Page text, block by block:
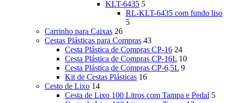
KLT-6435 5
RL-KLT-6435 com fundo liso
5
Carrinho para Caixas 26
Cestas Plásticas para Compras 43
Cesta Plástica de Compras CP-16 24
Cesta Plástica de Compras CP-16L 10
Cesta Plástica de Compras CP-6,5L 9
Kit de Cestas Plásticas 16
Cesto de Lixo 14
Cesta de Lixo 100 Litros com Tampa e Pedal 5